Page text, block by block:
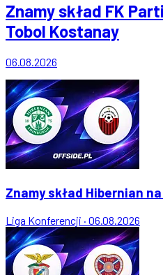
Znamy skład FK
Tobol Kostanay
06.08.2026
Znamy skład Hibernian
Liga Konferencji · 06.08.2026